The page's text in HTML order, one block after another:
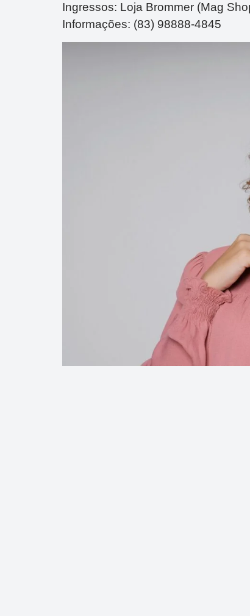
Ingressos: Loja Brommer (Mag
Informações: (83) 98888-4845
Dupla Sena
Concurso 2993
11
40 47 49